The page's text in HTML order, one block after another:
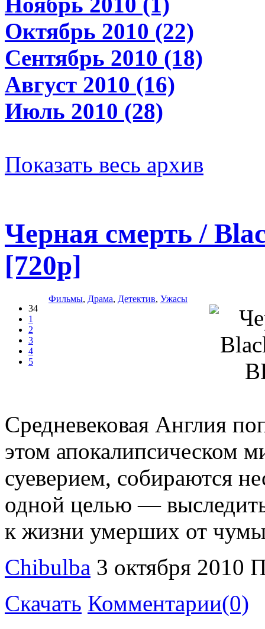
Октябрь 2010 (22)
Сентябрь 2010 (18)
Август 2010 (16)
Июль 2010 (28)
Показать весь архив
Черная смерть /
[720p]
34
1
2
3
4
5
Фильмы, Драма, Детектив, Ужасы
Средневековая Англия
этом апокалипсическом
суеверием, собираются
одной целью —
к жизни умерших от
Chibulba 3 октября 2010
Скачать Комментарии(0)